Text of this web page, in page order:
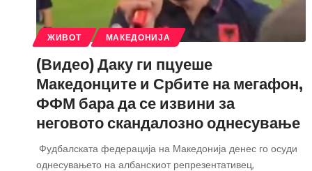
ЖИВОТ МАКЕДОНИЈА
(Видео) Даку ги пцуеше
Македонците и Србите на мегафон,
ФФМ бара да се извини за
неговото скандалозно однесување
Фудбалската федерација на Македонија денес го осуди
однесувањето на албанскиот репрезентативец,